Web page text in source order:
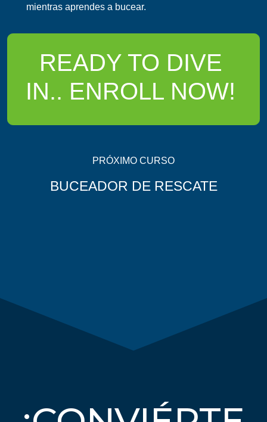
mientras aprendes a bucear.
READY TO DIVE
IN.. ENROLL NOW!
PRÓXIMO CURSO
BUCEADOR DE RESCATE